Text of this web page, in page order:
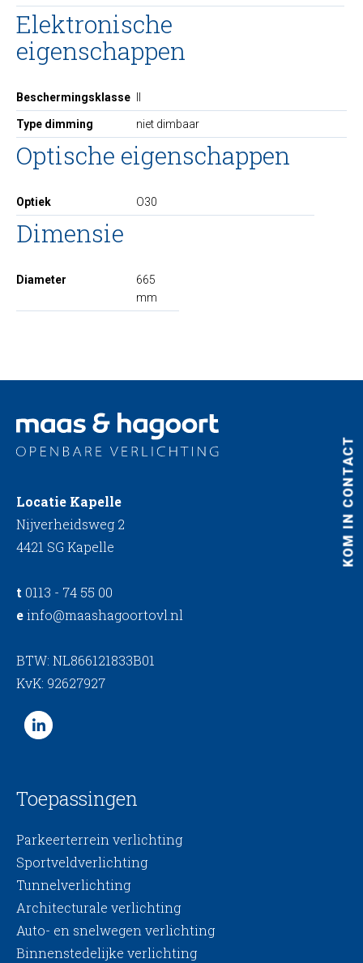
KOM IN CONTACT
Elektronische
eigenschappen
Beschermingsklasse
Type dimming niet dimbaar
Optische eigenschappen
Optiek O30
Dimensie
Diameter
665
mm
Locatie Kapelle
Nijverheidsweg 2
4421 SG Kapelle
t 0113 - 74 55 00
einfo@maashagoortovl.nl
BTW: NL866121833B01
KvK: 92627927
Toepassingen
Parkeerterrein verlichting
Sportveldverlichting
Tunnelverlichting
Architecturale verlichting
Auto- en snelwegen verlichting
Binnenstedelijke verlichting